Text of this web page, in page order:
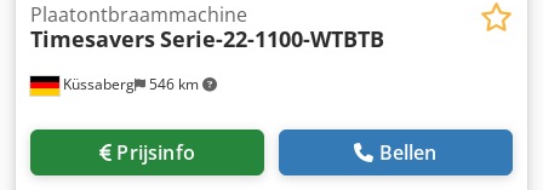
Küssaberg 546 km
Plaatontbraammachine
TimesaversSerie-22-1100-WTBTB
Prijsinfo Bellen